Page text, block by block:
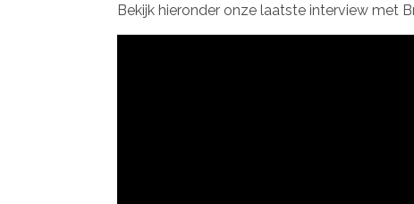
Bekijk hieronder onze laatste interview met